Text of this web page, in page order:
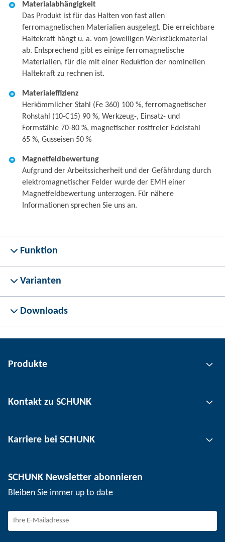
Materialabhängigkeit
Das Produkt ist für das Halten von fast allen
ferromagnetischen Materialien ausgelegt. Die erreichbare
Haltekraft hängt u. a. vom jeweiligen Werkstückmaterial
ab. Entsprechend gibt es einige ferromagnetische
Materialien, für die mit einer Reduktion der nominellen
Haltekraft zu rechnen ist.
Materialeffizienz
Herkömmlicher Stahl (Fe 360) 100 %, ferromagnetischer
Rohstahl (10-C15) 90 %, Werkzeug-, Einsatz- und
Formstähle 70-80 %, magnetischer rostfreier Edelstahl
65 %, Gusseisen 50 %
Magnetfeldbewertung
Aufgrund der Arbeitssicherheit und der Gefährdung durch
elektromagnetischer Felder wurde der EMH einer
Magnetfeldbewertung unterzogen. Für nähere
Informationen sprechen Sie uns an.
Funktion
Varianten
Downloads
Produkte
Automatisierungstechnik
Werkstückspanntechnik
Kontakt zu SCHUNK
Standorte
Veranstaltungen
SCHUNK - Hinweisgebersystem
Karriere bei SCHUNK
Arbeiten bei SCHUNK
Berufseinsteiger
SCHUNK Newsletter abonnieren
Bleiben Sie immer up to date